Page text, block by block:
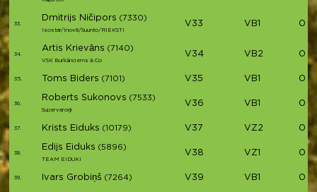
33.
Dmitrijs Ničipors (7330)
Isostar/Inov8/Suunto/RIEKSTI
V33 VB1
34.
Artis Krievāns (7140)
VSK Burkānciems & Co
V34 VB2
35. Toms Biders (7101) V35 VB1
36.
Roberts Sukonovs (7533)
Supervaroņi
V36 VB1
37. Krists Eiduks (10179) V37 VZ2
38.
Edijs Eiduks (5896)
TEAM EIDUKI
V38 VZ1
39. Ivars Grobiņš (7264) V39 VB1